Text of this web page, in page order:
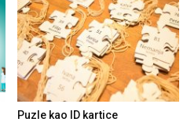
Puzle kao ID kartice